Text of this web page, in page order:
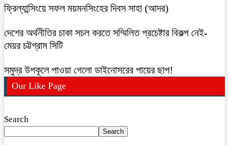
ফ্রিল্যান্সিংয়ে সফল ময়মনসিংহের দিবস সাহা (আদর)
দেশের অর্থনীতির চাকা সচল করতে সম্মিলিত প্রচেষ্টার বিকল্প নেই-
মেয়র চট্টগ্রাম সিটি
সমুদ্র উপকূলে পাওয়া গেলো ডাইনোসরের পায়ের ছাপ!
Our Like Page
Search
Search